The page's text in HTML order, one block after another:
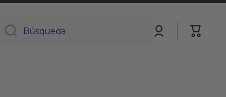
Búsqueda
Iniciar
sesión
Carrito